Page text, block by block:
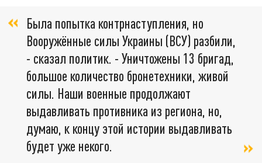
Была попытка контрнаступления, но
Вооружённые силы Украины (ВСУ) разбили,
- сказал политик. - Уничтожены 13 бригад,
большое количество бронетехники, живой
силы. Наши военные продолжают
выдавливать противника из региона, но,
думаю, к концу этой истории выдавливать
будет уже некого.